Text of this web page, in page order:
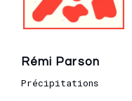
Rémi Parson
Précipitations